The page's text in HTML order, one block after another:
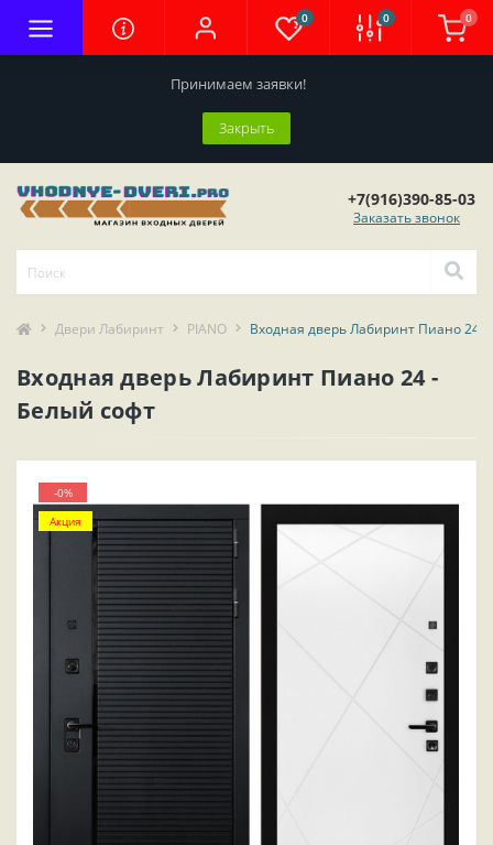
Принимаем заявки!
Закрыть
0 0 0
+7(916)390-85-03
Заказать звонок
Двери Лабиринт PIANO Входная дверь Лабиринт Пиано 24 -
Входная дверь Лабиринт Пиано 24 -
Белый софт
-0%
Акция